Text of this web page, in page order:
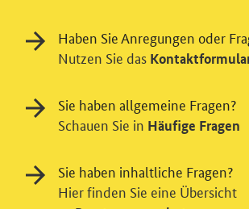
Haben Sie Anregungen oder
Nutzen Sie das
Sie haben allgemeine Fragen?
Schauen Sie in Häufige Fragen
Sie haben inhaltliche Fragen?
Hier finden Sie eine Übersicht